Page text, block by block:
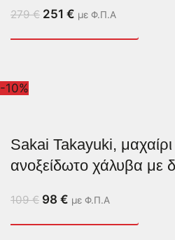
279€ 251 € με Φ.Π.Α
-10%
Sakai Takayuki,
ανοξείδωτο χάλυβα με
109€ 98 € με Φ.Π.Α